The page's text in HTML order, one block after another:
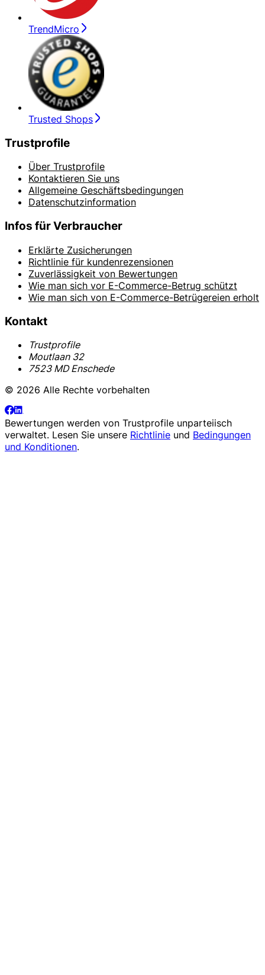
TrendMicro
Trusted Shops
Trustprofile
Über Trustprofile
Kontaktieren Sie uns
Allgemeine Geschäftsbedingungen
Datenschutzinformation
Infos für Verbraucher
Erklärte Zusicherungen
Richtlinie für kundenrezensionen
Zuverlässigkeit von Bewertungen
Wie man sich vor E-Commerce-Betrug schützt
Wie man sich von E-Commerce-Betrügereien erholt
Kontakt
Trustprofile
Moutlaan 32
7523 MD Enschede
© 2026 Alle Rechte vorbehalten
Bewertungen werden von Trustprofile unparteiisch
verwaltet. Lesen Sie unsere Richtlinie und Bedingungen
und Konditionen.